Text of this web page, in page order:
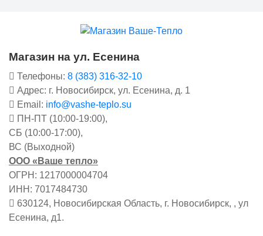
Магазин на ул. Есенина
Телефоны: 8 (383) 316-32-10
Адрес: г. Новосибирск, ул. Есенина, д. 1
Email: info@vashe-teplo.su
ПН-ПТ (10:00-19:00),
СБ (10:00-17:00),
ВС (Выходной)
ООО «Ваше тепло»
ОГРН: 1217000004704
ИНН: 7017484730
630124, Новосибирская Область, г. Новосибирск, , ул
Есенина, д1.